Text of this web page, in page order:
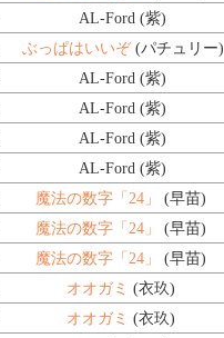
AL-Ford (紫)
ぶっぱはいいぞ (パチュリー)
AL-Ford (紫)
AL-Ford (紫)
AL-Ford (紫)
AL-Ford (紫)
魔法の数字「24」 (早苗)
魔法の数字「24」 (早苗)
魔法の数字「24」 (早苗)
オオガミ (衣玖)
オオガミ (衣玖)